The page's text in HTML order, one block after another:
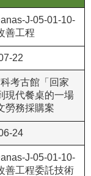
J-05-01-10-
善工程
22
考古館「回家
現代餐桌的一場
勞務採購案
24
J-05-01-10-
善⼯程委託技術